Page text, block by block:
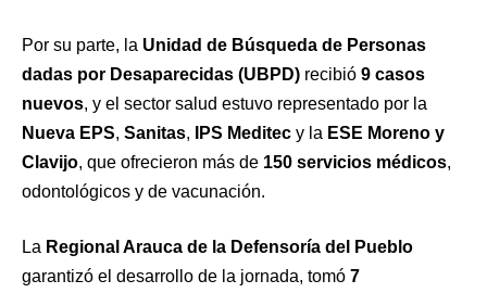
Por su parte, la Unidad de Búsqueda de Personas
dadas por Desaparecidas (UBPD) recibió 9 casos
nuevos, y el sector salud estuvo representado por la
Nueva EPS, Sanitas, IPS Meditec y la ESE Moreno y
Clavijo, que ofrecieron más de 150 servicios médicos,
odontológicos y de vacunación.
La Regional Arauca de la Defensoría del Pueblo
garantizó el desarrollo de la jornada, tomó 7